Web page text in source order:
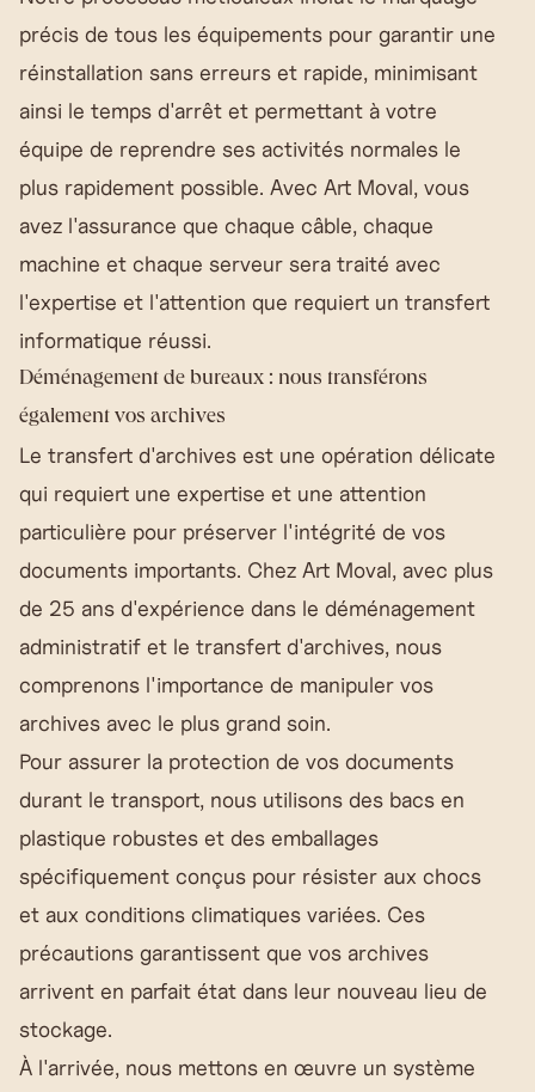
précis de tous les équipements pour garantir une
réinstallation sans erreurs et rapide, minimisant
ainsi le temps d'arrêt et permettant à votre
équipe de reprendre ses activités normales le
plus rapidement possible. Avec Art Moval, vous
avez l'assurance que chaque câble, chaque
machine et chaque serveur sera traité avec
l'expertise et l'attention que requiert un transfert
informatique réussi.
Déménagement de bureaux : nous transférons
également vos archives
Le transfert d'archives est une opération délicate
qui requiert une expertise et une attention
particulière pour préserver l'intégrité de vos
documents importants. Chez Art Moval, avec plus
de 25 ans d'expérience dans le déménagement
administratif et le transfert d'archives, nous
comprenons l'importance de manipuler vos
archives avec le plus grand soin.
Pour assurer la protection de vos documents
durant le transport, nous utilisons des bacs en
plastique robustes et des emballages
spécifiquement conçus pour résister aux chocs
et aux conditions climatiques variées. Ces
précautions garantissent que vos archives
arrivent en parfait état dans leur nouveau lieu de
stockage.
À l'arrivée, nous mettons en œuvre un système